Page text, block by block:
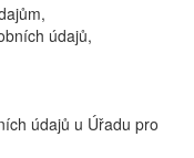
údajů,
údajů u Úřadu pro